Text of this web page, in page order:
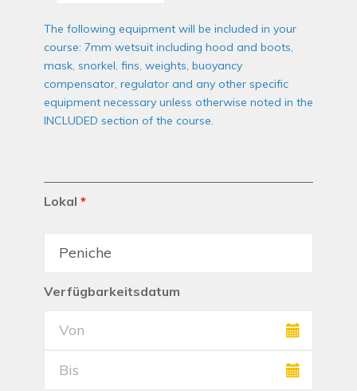
The following equipment will be included in your
course: 7mm wetsuit including hood and boots,
mask, snorkel, fins, weights, buoyancy
compensator, regulator and any other specific
equipment necessary unless otherwise noted in the
INCLUDED section of the course.
Lokal *
Verfügbarkeitsdatum